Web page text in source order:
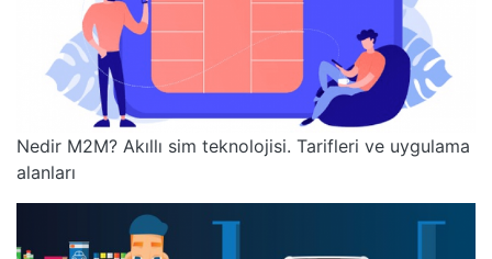
Nedir M2M? Akıllı sim teknolojisi. Tarifleri ve uygulama
alanları